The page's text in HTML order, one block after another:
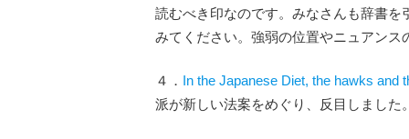
読むべき印なのです。みなさんも辞書
みてください。強弱の位置やニュアン
４． In the Japanese Diet, the hawks and
派が新しい法案をめぐり、反目しました